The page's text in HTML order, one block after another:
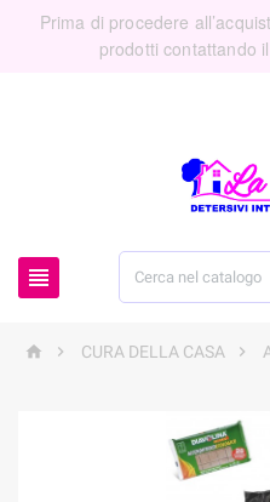
Prima di procedere
prodotti contattando

  CURA DELLA CASA 